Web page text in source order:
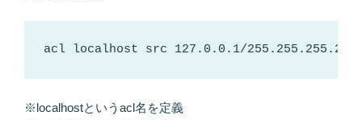
acl localhost src 127.0.0.1/255.255.255.255
※localhostというacl名を定義